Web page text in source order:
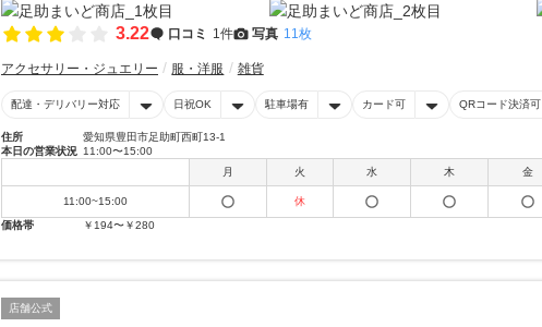
3.22 口コミ 1件 写真 11枚
アクセサリー・ジュエリー 服・洋服 雑貨
配達・デリバリー対応 日祝OK 駐車場有 カード可 QRコード決済可
住所
愛知県豊田市足助町西町13-1
本日の営業状況 11:00〜15:00
月
火 水 木 金
11:00~15:00
休
価格帯
￥194〜￥280
店舗公式